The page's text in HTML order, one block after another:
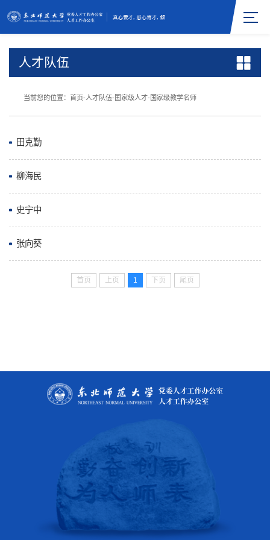
人才队伍
当前您的位置： 首页-人才队伍- 国家级人才- 国家级教学名师
田克勤
柳海民
史宁中
张向葵
首页 上页 1 下页 尾页